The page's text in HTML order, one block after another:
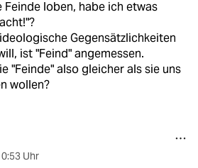
Feinde loben, habe ich etwas
Gegensätzlichkeiten
ist "Feind" angemessen.
"Feinde" also gleicher als sie uns
wollen?
Uhr